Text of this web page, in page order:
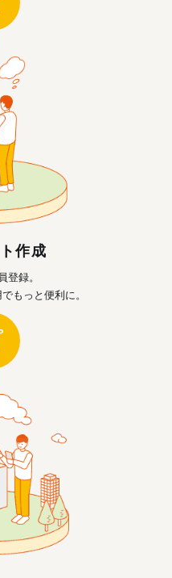
作成
登録。
でもっと便利に。